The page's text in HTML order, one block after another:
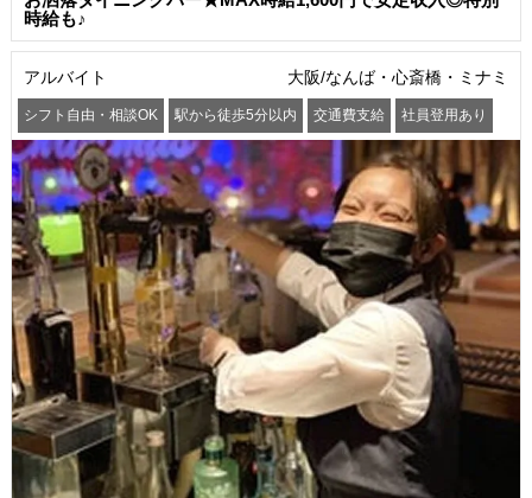
時給も♪
アルバイト 大阪/なんば・心斎橋・ミナミ
シフト自由・相談OK 駅から徒歩5分以内 交通費支給 社員登用あり